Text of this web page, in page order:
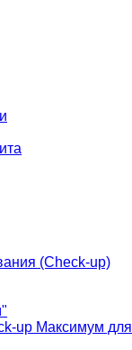
(Check-up)
up Максимум для